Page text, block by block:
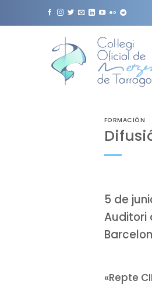
FORMACIÓN
5 de
Auditori
«Repte